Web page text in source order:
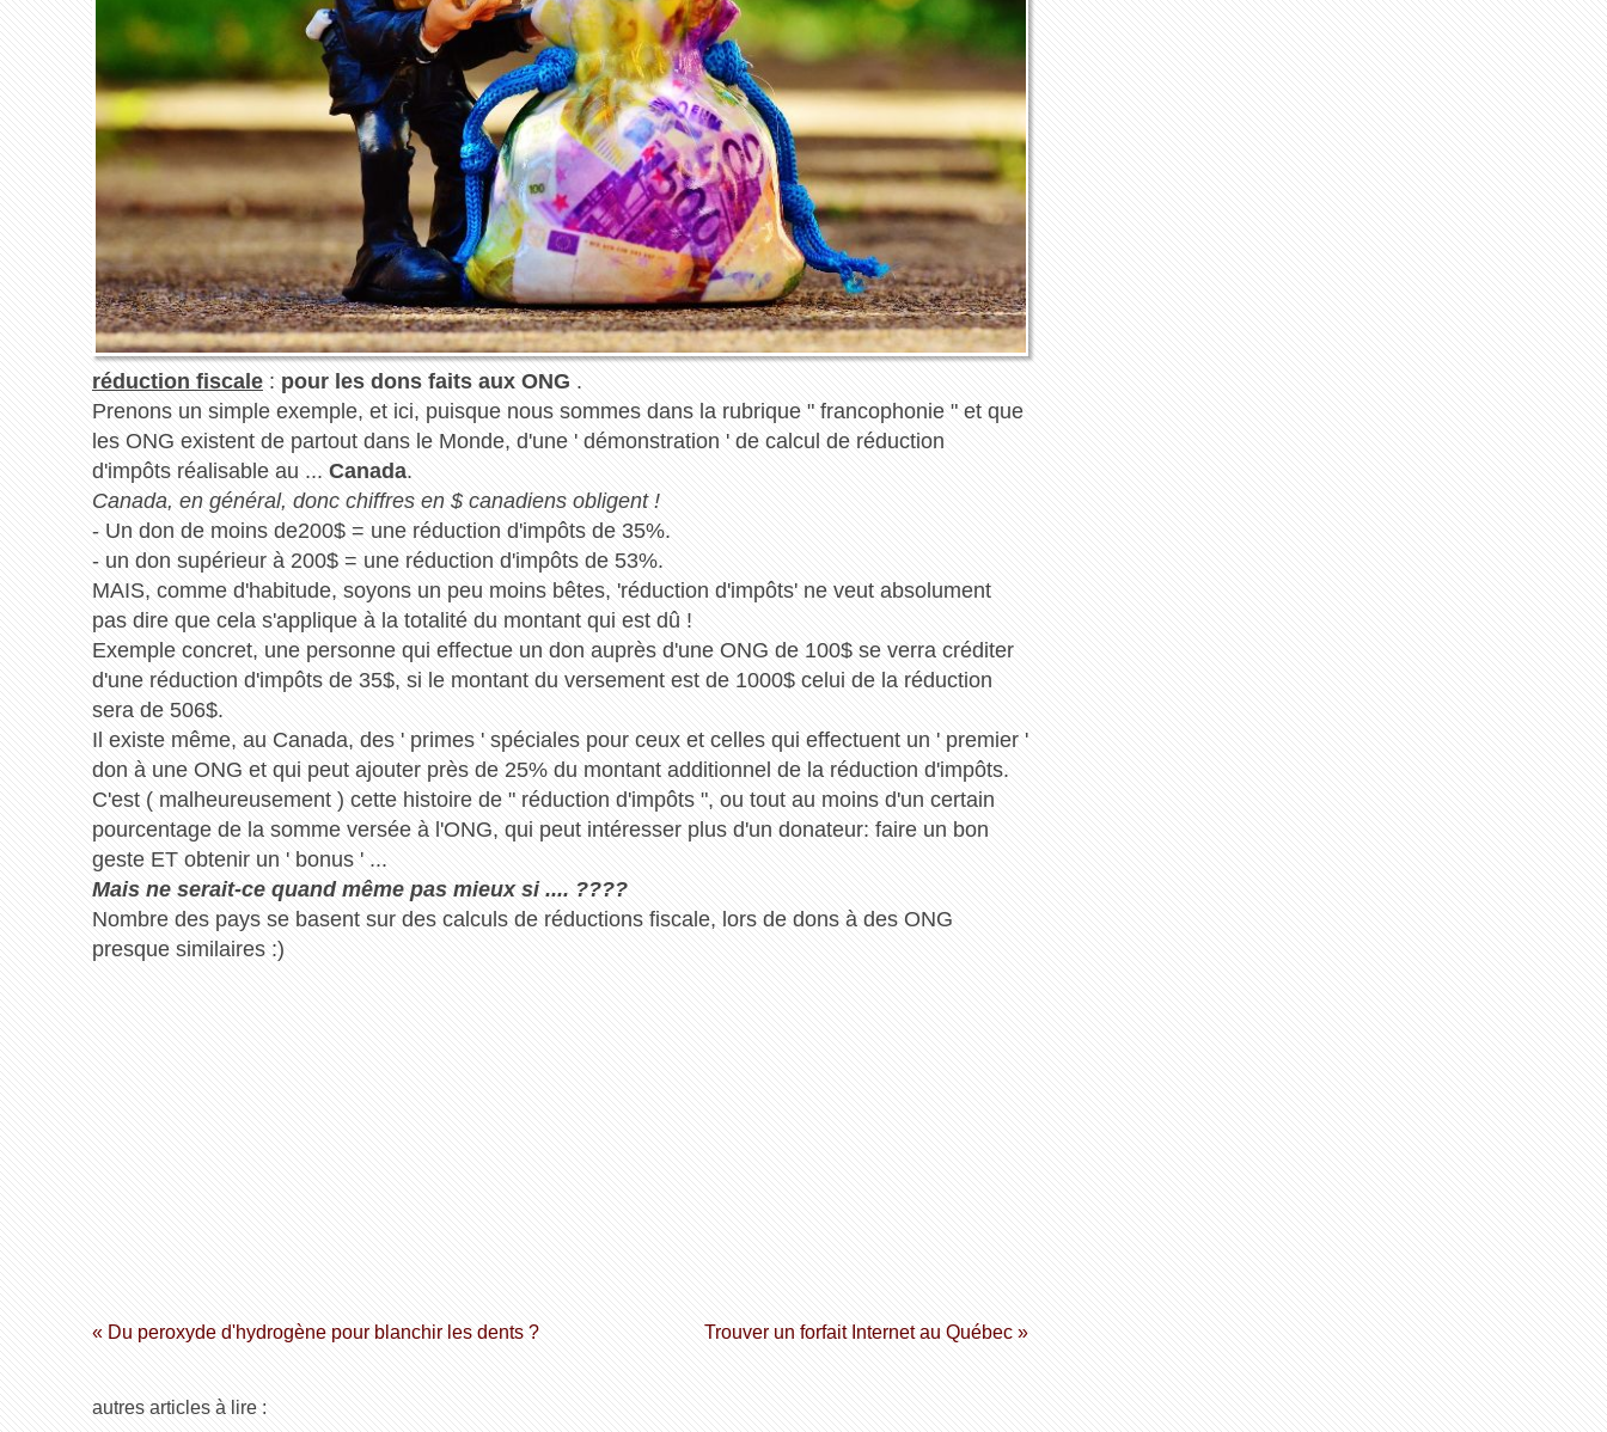
réduction fiscale: pour les dons faits aux ONG .
Prenons un simple exemple, et ici, puisque nous sommes dans la rubrique " francophonie " et que
les ONG existent de partout dans le Monde, d'une ' démonstration ' de calcul de réduction
d'impôts réalisable au ... Canada.
Canada, en général, donc chiffres en $ canadiens obligent !
- Un don de moins de200$ = une réduction d'impôts de 35%.
- un don supérieur à 200$ = une réduction d'impôts de 53%.
MAIS, comme d'habitude, soyons un peu moins bêtes, 'réduction d'impôts' ne veut absolument
pas dire que cela s'applique à la totalité du montant qui est dû !
Exemple concret, une personne qui effectue un don auprès d'une ONG de 100$ se verra créditer
d'une réduction d'impôts de 35$, si le montant du versement est de 1000$ celui de la réduction
sera de 506$.
Il existe même, au Canada, des ' primes ' spéciales pour ceux et celles qui effectuent un ' premier '
don à une ONG et qui peut ajouter près de 25% du montant additionnel de la réduction d'impôts.
C'est ( malheureusement ) cette histoire de " réduction d'impôts ", ou tout au moins d'un certain
pourcentage de la somme versée à l'ONG, qui peut intéresser plus d'un donateur: faire un bon
geste ET obtenir un ' bonus ' ...
Mais ne serait-ce quand même pas mieux si .... ????
Nombre des pays se basent sur des calculs de réductions fiscale, lors de dons à des ONG
presque similaires :)
« Du peroxyde d'hydrogène pour blanchir les dents ? Trouver un forfait Internet au Québec »
autres articles à lire :